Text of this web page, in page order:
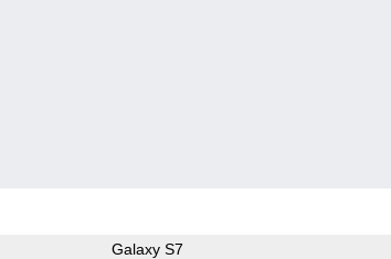
Galaxy S7